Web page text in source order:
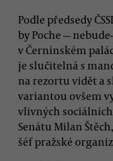
Podle předsedy
by Poche —
v Černínském
je slučitelná s
na rezortu vidět a
variantou ovšem
vlivných
Senátu Milan
šéf pražské